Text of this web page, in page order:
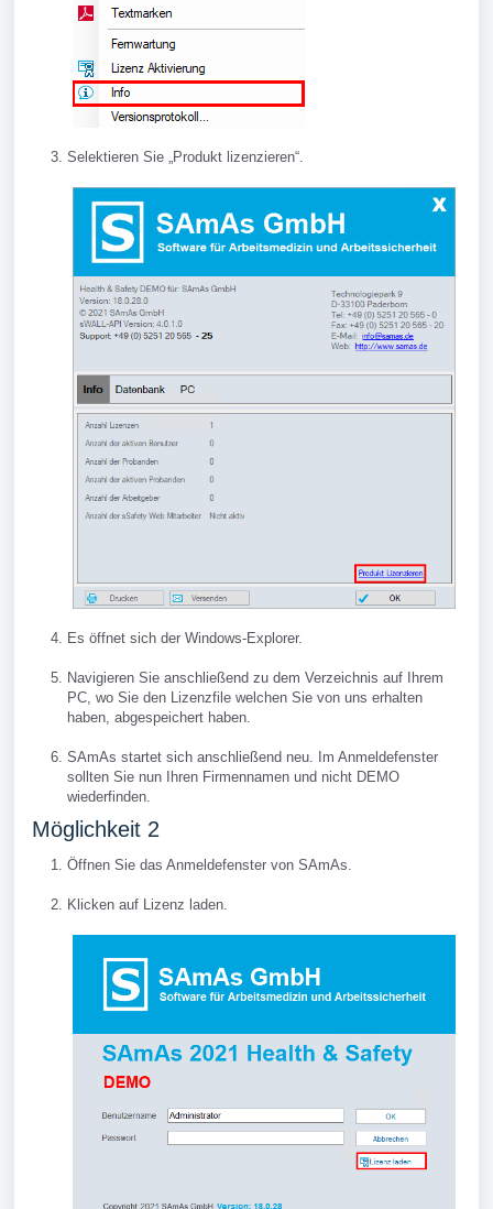
Selektieren Sie „Produkt lizenzieren“.
Es öffnet sich der Windows-Explorer.
Navigieren Sie anschließend zu dem Verzeichnis auf Ihrem
PC, wo Sie den Lizenzfile welchen Sie von uns erhalten
haben, abgespeichert haben.
SAmAs startet sich anschließend neu. Im Anmeldefenster
sollten Sie nun Ihren Firmennamen und nicht DEMO
wiederfinden.
Möglichkeit 2
Öffnen Sie das Anmeldefenster von SAmAs.
Klicken auf Lizenz laden.